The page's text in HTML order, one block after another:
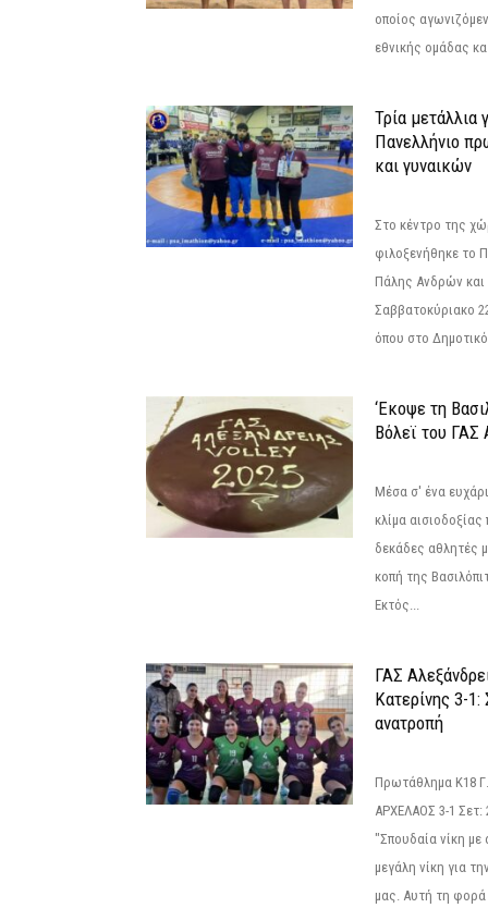
οποίος
εθνικής ομάδας
Τρία μετάλλια
Πανελλήνιο
και γυναικών
Στο κέντρο της
φιλοξενήθηκε το
Πάλης Ανδρών και
Σαββατοκύριακο
όπου στο
‘Εκοψε τη
Βόλεϊ του ΓΑΣ
Μέσα σ' ένα
κλίμα
δεκάδες αθλητές
κοπή της
Εκτός...
ΓΑΣ
Κατερίνης 3-1:
ανατροπή
Πρωτάθλημα Κ18
ΑΡΧΕΛΑΟΣ 3-1 Σετ:
"Σπουδαία νίκη
μεγάλη νίκη για
μας. Αυτή τη φορά